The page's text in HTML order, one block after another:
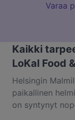
Varaa
Kaikki
LoKal Food
Helsingin
paikallinen
on syntynyt